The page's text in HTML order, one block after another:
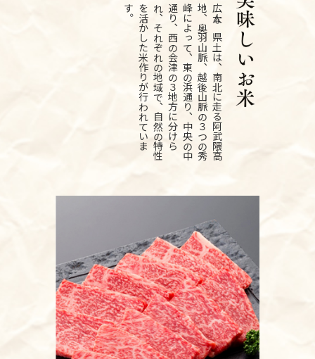
広
大
な
県
土
は
、
南
北
に
走
る
阿
武
隈
高
地
、
奥
羽
山
脈
、
越
後
山
脈
の
３
つ
の
秀
峰
に
よ
っ
て
、
東
の
浜
通
り
、
中
央
の
中
通
り
、
西
の
会
津
の
３
地
方
に
分
け
ら
れ
、
そ
れ
ぞ
れ
の
地
域
で
、
自
然
の
特
性
を
活
か
し
た
米
作
り
が
行
わ
れ
て
い
ま
す
。